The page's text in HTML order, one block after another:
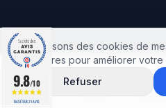
Nous utilisons des cookies de
publicitaires pour améliorer
Refuser
Accueil
9.8/10
BASÉ SUR 21 AVIS
9.8/10
BASÉ SUR 21 AVIS